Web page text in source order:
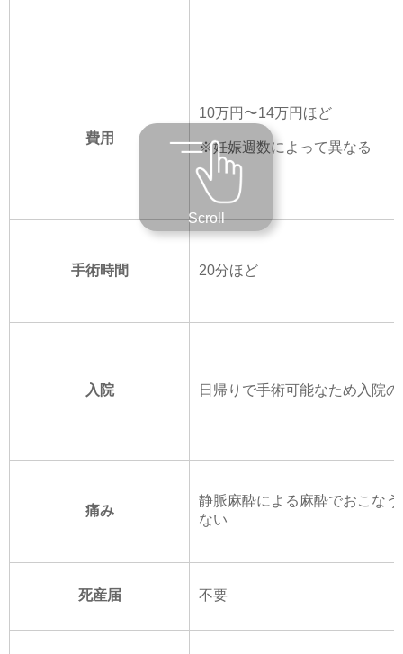
費用
10万円〜14万円ほど
※妊娠週数によって異なる
手術時間 20分ほど
入院 日帰りで手術可能なため入院
痛み
静脈麻酔による麻酔でおこな
ない
死産届 不要
Scroll